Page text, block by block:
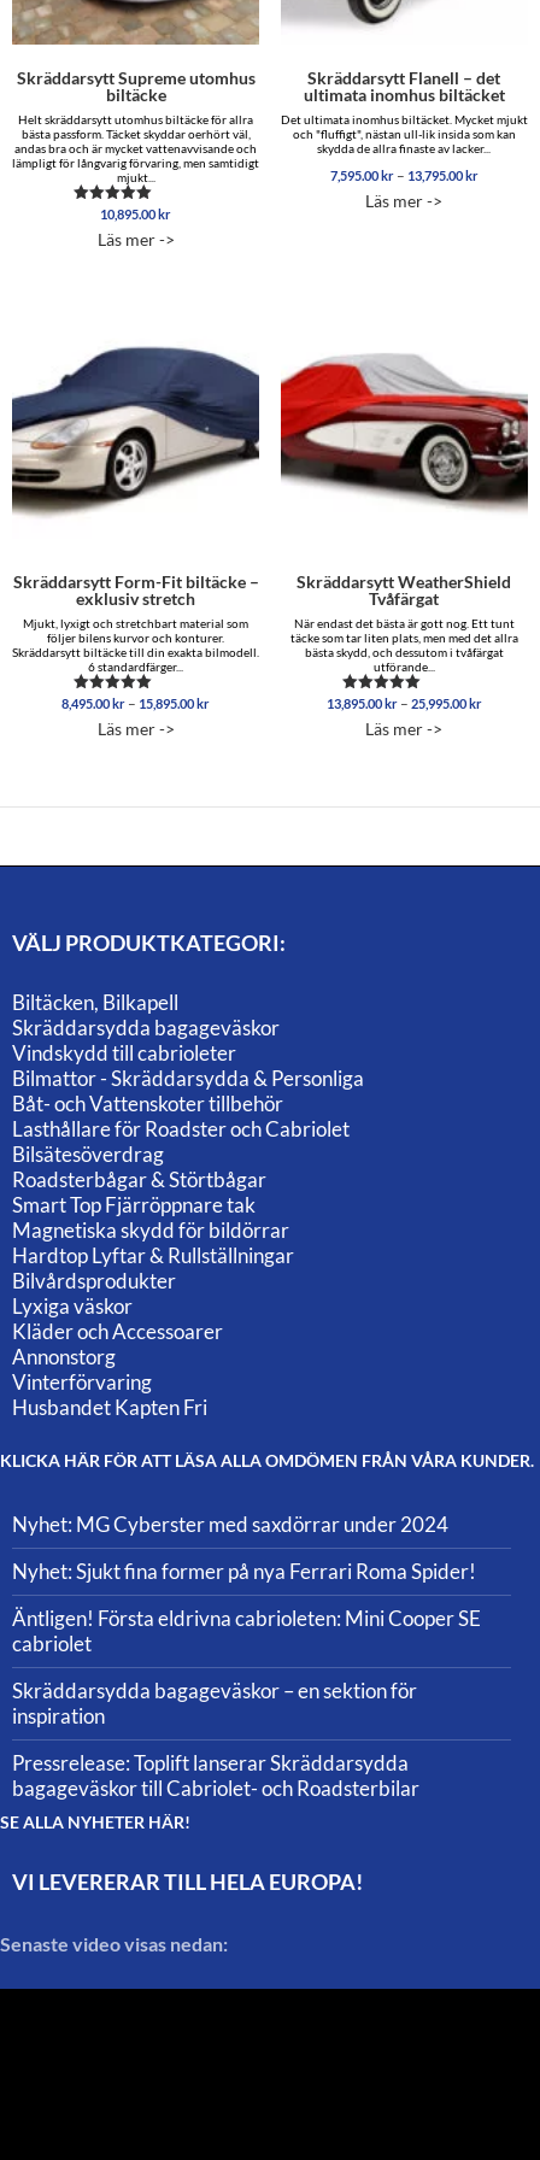
Skräddarsytt Supreme utomhus
biltäcke
Helt skräddarsytt utomhus biltäcke för allra
bästa passform. Täcket skyddar oerhört väl,
andas bra och är mycket vattenavvisande och
lämpligt för långvarig förvaring, men samtidigt
mjukt...
Betygsatt
av 5
10,895.00 kr
Läs mer ->
Skräddarsytt Flanell – det
ultimata inomhus biltäcket
Det ultimata inomhus biltäcket. Mycket mjukt
och "fluffigt", nästan ull-lik insida som kan
skydda de allra finaste av lacker...
7,595.00 kr – 13,795.00 kr
Läs mer ->
Skräddarsytt Form-Fit biltäcke –
exklusiv stretch
Mjukt, lyxigt och stretchbart material som
följer bilens kurvor och konturer.
Skräddarsytt biltäcke till din exakta bilmodell.
6 standardfärger...
Betygsatt
av 5
8,495.00kr – 15,895.00krPrisintervall:
Läs mer ->
Skräddarsytt WeatherShield
Tvåfärgat
När endast det bästa är gott nog. Ett tunt
täcke som tar liten plats, men med det allra
bästa skydd, och dessutom i tvåfärgat
utförande...
Betygsatt
av 5
13,895.00kr – 25,995.00kr
Läs mer ->
VÄLJ PRODUKTKATEGORI:
Biltäcken, Bilkapell
Skräddarsydda bagageväskor
Vindskydd till cabrioleter
Bilmattor - Skräddarsydda & Personliga
Båt- och Vattenskoter tillbehör
Lasthållare för Roadster och Cabriolet
Bilsätesöverdrag
Roadsterbågar & Störtbågar
Smart Top Fjärröppnare tak
Magnetiska skydd för bildörrar
Hardtop Lyftar & Rullställningar
Bilvårdsprodukter
Lyxiga väskor
Kläder och Accessoarer
Annonstorg
Vinterförvaring
Husbandet Kapten Fri
KLICKA HÄR FÖR ATT LÄSA ALLA OMDÖMEN FRÅN VÅRA KUNDER.
Nyhet: MG Cyberster med saxdörrar under 2024
Nyhet: Sjukt fina former på nya Ferrari Roma Spider!
Äntligen! Första eldrivna cabrioleten: Mini Cooper SE
cabriolet
Skräddarsydda bagageväskor – en sektion för
inspiration
Pressrelease: Toplift lanserar Skräddarsydda
bagageväskor till Cabriolet- och Roadsterbilar
SE ALLA NYHETER HÄR!
VI LEVERERAR TILL HELA EUROPA!
Senaste video visas nedan: